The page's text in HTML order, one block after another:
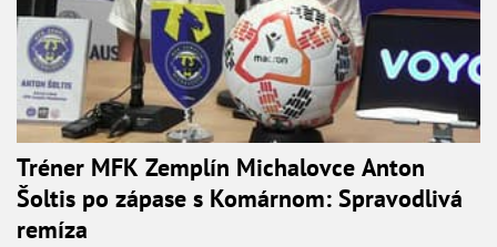
Tréner MFK Zemplín Michalovce Anton
Šoltis po zápase s Komárnom: Spravodlivá
remíza